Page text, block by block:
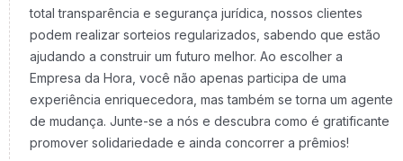
total transparência e segurança jurídica, nossos clientes
podem realizar sorteios regularizados, sabendo que estão
ajudando a construir um futuro melhor. Ao escolher a
Empresa da Hora, você não apenas participa de uma
experiência enriquecedora, mas também se torna um agente
de mudança. Junte-se a nós e descubra como é gratificante
promover solidariedade e ainda concorrer a prêmios!